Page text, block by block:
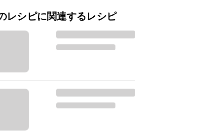
レシピに関連するレシピ